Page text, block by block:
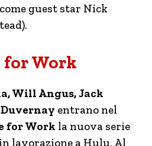
guest star Nick
for Work
Will Angus, Jack
entrano nel
for Work la nuova serie
lavorazione a Hulu. Al